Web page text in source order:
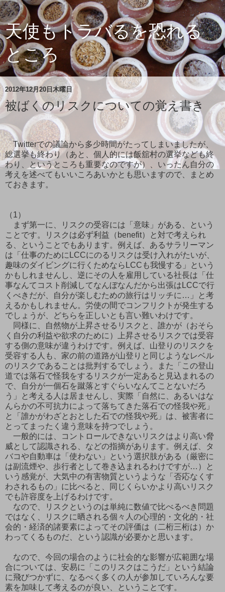
天使もトラバるを恐れる
ところ
2012年12月20日木曜日
被ばくのリスクについての覚え書き
Twitterでの議論から多少時間がたってしまいましたが、
総選挙も終わり（あと、個人的には飯舘村の選挙なども終
わり、というところも重要なのですが）、いったん自分の
考えを述べてもいいころあいかとも思いますので、まとめ
ておきます。
（1）
まず第一に、リスクの受容には「意味」がある、という
ことです。リスクは必ず利益（benefit）と対で考えられ
る、ということでもあります。例えば、あるサラリーマン
は「仕事のためにLCCにのるリスクは受け入れがたいが、
趣味のダイビングに行くためならLCCも我慢する」という
かもしれませんし、逆にその人を雇用している社長は「仕
事なんてコスト削減してなんぼなんだから出張はLCCで行
くべきだが、自分が楽しむための旅行はリッチに…」と考
えるかもしれません。労使の間でコンフリクトが発生する
でしょうが、どちらを正しいとも言い難いわけです。
同様に、自然物が上昇させるリスクと、誰かが（おそら
く自分の利益や欲求のために）上昇させるリスクでは受容
する側の意味が違うわけです。例えば、山登りのリスクを
受容する人も、家の前の道路が山登りと同じようなレベル
のリスクであることは批判するでしょう。また「この登山
道では落石で怪我をするリスクが一定あると見込まれるの
で、自分が一個石を蹴落とすぐらいなんてことないだろ
う」と考える人は居ませんし、実際「自然に、あるいはな
んらかの不可抗力によって落ちてきた落石での怪我や死」
と「誰かがわざとおとした石での怪我や死」は、被害者に
とってまったく違う意味を持つでしょう。
一般的には、コントロールできないリスクはより高い脅
威として認識される、などの指摘があります。例えば、タ
バコや自動車は「使わない」という選択肢がある（厳密に
は副流煙や、歩行者として巻き込まれるわけですが…）と
いう感覚が、大気中の有害物質というような「否応なくす
わされるもの」に比べると、同じくらいかより高いリスク
でも許容度を上げるわけです。
なので、リスクというのは単純に数値で比べるべき問題
ではなく、リスクに晒される個々人の心理的・文化的・社
会的・経済的諸要素によってその評価は（二桁三桁は）か
わってくるものだ、という認識が必要かと思います。
なので、今回の場合のように社会的な影響が広範囲な場
合については、安易に「このリスクはこうだ」という結論
に飛びつかずに、なるべく多くの人が参加していろんな要
素を加味して考えるのが良い、ということです。